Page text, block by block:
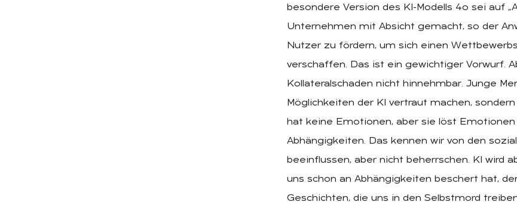
besondere Version des KI-Modells 4o sei auf
Unternehmen mit Absicht gemacht, so der
Nutzer zu fördern, um sich einen
verschaffen. Das ist ein gewichtiger Vorwurf.
Kollateralschaden nicht hinnehmbar. Junge
Möglichkeiten der KI vertraut machen,
hat keine Emotionen, aber sie löst
Abhängigkeiten. Das kennen wir von den
beeinflussen, aber nicht beherrschen. KI wird
uns schon an Abhängigkeiten beschert hat,
Geschichten, die uns in den Selbstmord